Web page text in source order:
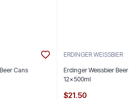
Cans
ERDINGER WEISSBIER
Erdinger Weissbier
12x500ml
$21.50